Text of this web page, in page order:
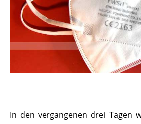
In den vergangenen drei Tagen